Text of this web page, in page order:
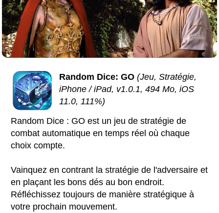
Random Dice: GO (Jeu, Stratégie,
iPhone / iPad, v1.0.1, 494 Mo, iOS
11.0, 111%)
Random Dice : GO est un jeu de stratégie de
combat automatique en temps réel où chaque
choix compte.
Vainquez en contrant la stratégie de l'adversaire et
en plaçant les bons dés au bon endroit.
Réfléchissez toujours de manière stratégique à
votre prochain mouvement.